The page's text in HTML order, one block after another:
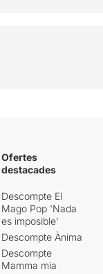
Ofertes
destacades
Descompte El
Mago Pop 'Nada
es imposible'
Descompte Ànima
Descompte
Mamma mia